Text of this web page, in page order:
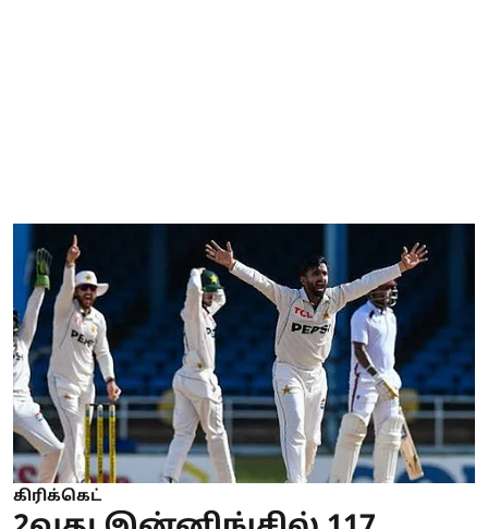
கிரிக்கெட்